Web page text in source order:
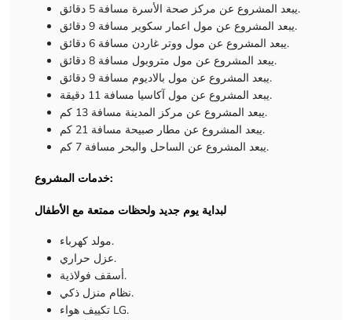
يبعد المشروع عن مركز صحة الأسرة مسافة 5 دقائق.
يبعد المشروع عن مول اعمار سكوير مسافة 9 دقائق.
يبعد المشروع عن مول ووتر غاردن مسافة 6 دقائق.
يبعد المشروع عن مول متروبول مسافة 8 دقائق.
يبعد المشروع عن مول بالاديوم مسافة 9 دقائق.
يبعد المشروع عن مول آكاسيا مسافة 11 دقيقة.
يبعد المشروع عن مركز المدينة مسافة 13 كم.
يبعد المشروع عن مطار صبيحة مسافة 21 كم.
يبعد المشروع عن الساحل والبحر مسافة 7 كم.
خدمات المشروع:
لبداية يوم جديد ولحظات ممتعة مع الأطفال
مولد كهرباء.
عزل حراري.
أسقف فولاذية.
نظام منزل ذكي.
تكييف هواء LG.